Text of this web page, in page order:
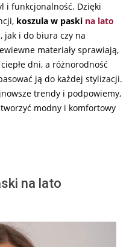
i funkcjonalność. Dzięki
koszula w paski na lato
jak i do biura czy na
materiały sprawiają,
dni, a różnorodność
ją do każdej stylizacji.
trendy i podpowiemy,
modny i komfortowy
na lato